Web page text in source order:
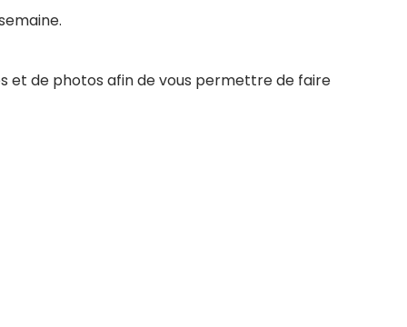
et de photos afin de vous permettre de faire